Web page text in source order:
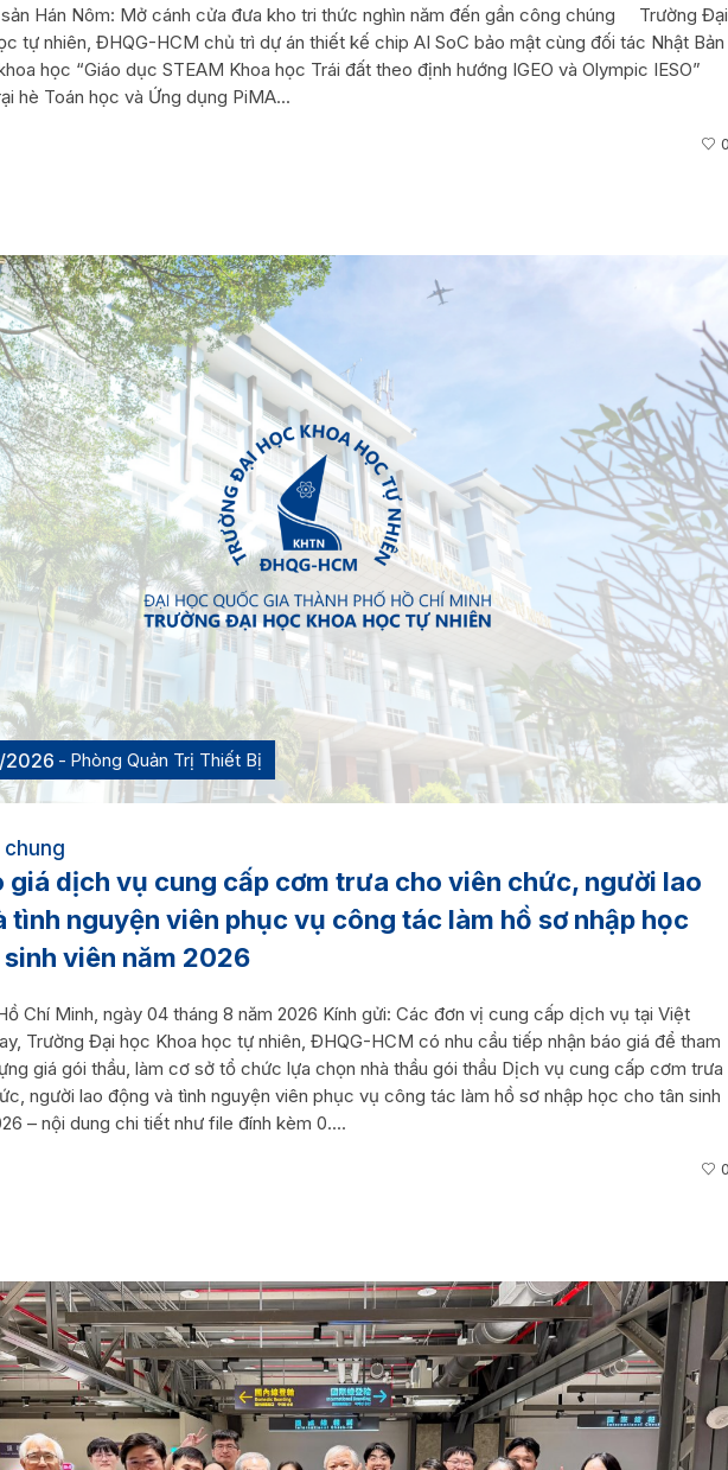
sản Hán Nôm: Mở cánh cửa đưa kho tri thức nghìn năm đến gần công chúng Trường Đại
tự nhiên, ĐHQG-HCM chủ trì dự án thiết kế chip AI SoC bảo mật cùng đối tác Nhật Bản
học “Giáo dục STEAM Khoa học Trái đất theo định hướng IGEO và Olympic IESO”
hè Toán học và Ứng dụng PiMA...
Phòng Quản Trị Thiết Bị
giá dịch vụ cung cấp cơm trưa cho viên chức, người lao
tình nguyện viên phục vụ công tác làm hồ sơ nhập học
viên năm 2026
Chí Minh, ngày 04 tháng 8 năm 2026 Kính gửi: Các đơn vị cung cấp dịch vụ tại Việt
Trường Đại học Khoa học tự nhiên, ĐHQG-HCM có nhu cầu tiếp nhận báo giá để tham
giá gói thầu, làm cơ sở tổ chức lựa chọn nhà thầu gói thầu Dịch vụ cung cấp cơm trưa
người lao động và tình nguyện viên phục vụ công tác làm hồ sơ nhập học cho tân sinh
– nội dung chi tiết như file đính kèm 0....